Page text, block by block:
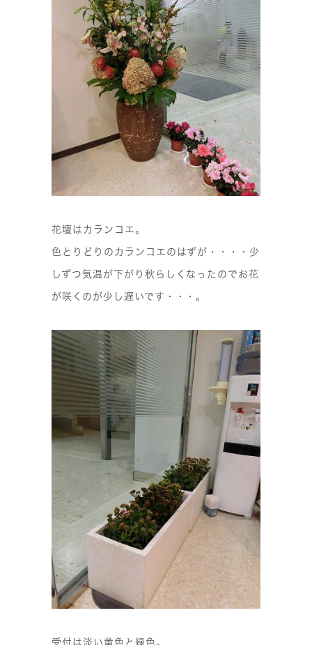
花壇はカランコエ。
色とりどりのカランコエのはずが・・・・少
しずつ気温が下がり秋らしくなったのでお花
が咲くのが少し遅いです・・・。
受付は淡い黄色と緑色。